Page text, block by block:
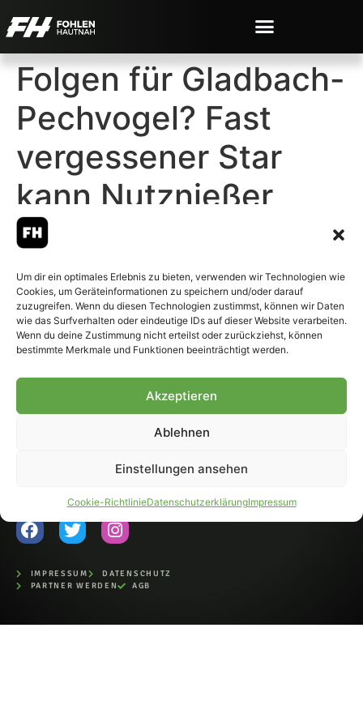
Um dir ein optimales Erlebnis zu bieten, verwenden wir Technologien wie
Cookies, um Geräteinformationen zu speichern und/oder darauf
zuzugreifen. Wenn du diesen Technologien zustimmst, können wir Daten
wie das Surfverhalten oder eindeutige IDs auf dieser Website verarbeiten.
Wenn du deine Zustimmung nicht erteilst oder zurückziehst, können
bestimmte Merkmale und Funktionen beeinträchtigt werden.
Akzeptieren
Ablehnen
Einstellungen ansehen
Cookie-RichtlinieDatenschutzerklärungImpressum
Folgen für Gladbach-
Pechvogel? Fast
vergessener Star
kann Nutznießer
werden
© 2007-2026 Fohlen-Hautnah.de
– Alle rechte vorbehalten.
Fohlen-Hautnah.de ist ein
offiziell eingetragenes Magazin
bei der Deutschen
Nationalbibliothek (ISSN 1868-
auszugsweise, nur mit
IMPRESSUM
DATENSCHUTZ
PARTNER WERDEN
AGB